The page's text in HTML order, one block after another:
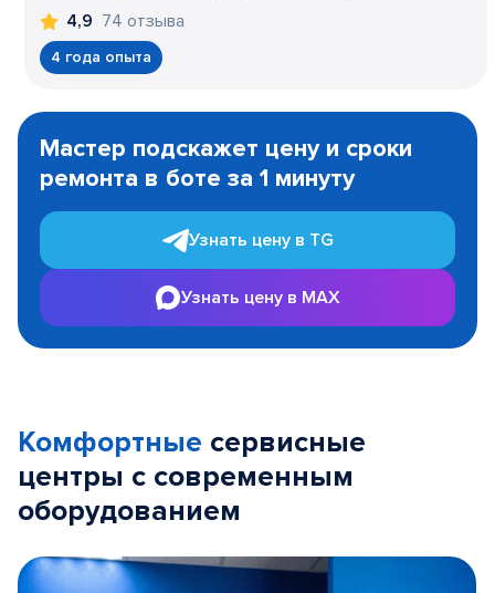
4,9 74 отзыва
4 года опыта
1
Мастер подскажет цену и сроки
ремонта в боте за 1 минуту
Узнать цену в TG
Узнать цену в MAX
Комфортные сервисные
центры с современным
оборудованием